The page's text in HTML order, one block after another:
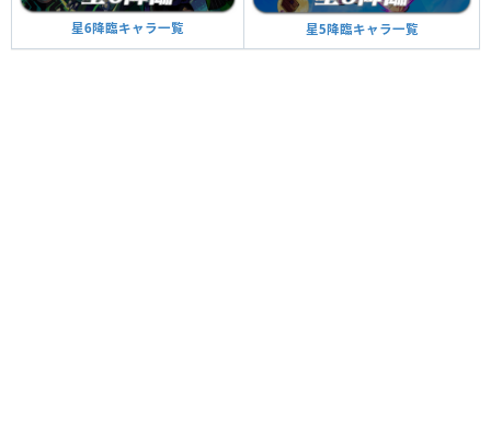
星6降臨キャラ一覧 星5降臨キャラ一覧